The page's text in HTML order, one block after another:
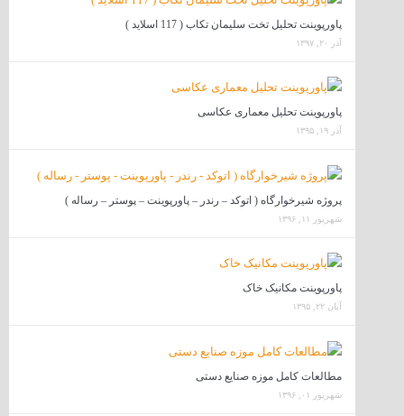
پاورپوینت تحلیل تخت سلیمان تکاب ( 117 اسلاید )
آذر ۲۰, ۱۳۹۷
پاورپوینت تحلیل معماری عکاسی
آذر ۱۹, ۱۳۹۵
پروژه شیرخوارگاه ( اتوکد – رندر – پاورپوینت – پوستر – رساله )
شهریور ۱۱, ۱۳۹۶
پاورپوینت مکانیک خاک
آبان ۲۲, ۱۳۹۵
مطالعات کامل موزه صنایع دستی
شهریور ۰۱, ۱۳۹۶